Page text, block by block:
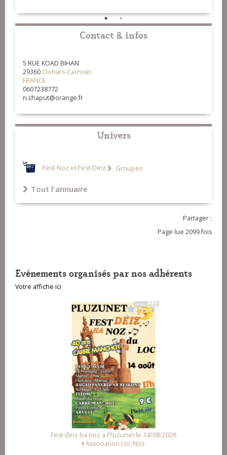
Contact & infos
5 RUE KOAD BIHAN
29360 Clohars-Carnoët
FRANCE
0607238772
n.chaput@orange.fr
Univers
Fest-Noz et Fest-Deiz Groupes
Tout l'annuaire
Partager :
Page lue 2099 fois
Evénements organisés par nos adhérents
Votre affiche ici
Fest-deiz ha noz a Pluzunet le 14/08/2026
Association Loc Noz